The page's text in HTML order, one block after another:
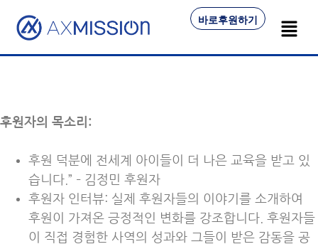
바로후원하기
후원자의 목소리:
후원 덕분에 전세계 아이들이 더 나은 교육을 받고 있
습니다.” – 김정민 후원자
후원자 인터뷰: 실제 후원자들의 이야기를 소개하여
후원이 가져온 긍정적인 변화를 강조합니다. 후원자들
이 직접 경험한 사역의 성과와 그들이 받은 감동을 공